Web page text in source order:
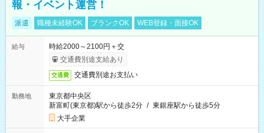
報・イベント運営！
派遣 職種未経験OK ブランクOK WEB登録・面接OK
給与
時給2000～2100円＋交
交通費別途支給あり
交通費 交通費別途お支払い
勤務地
東京都中央区
新富町(東京都)駅から徒歩2分 / 東銀座駅から徒歩5分
大手企業